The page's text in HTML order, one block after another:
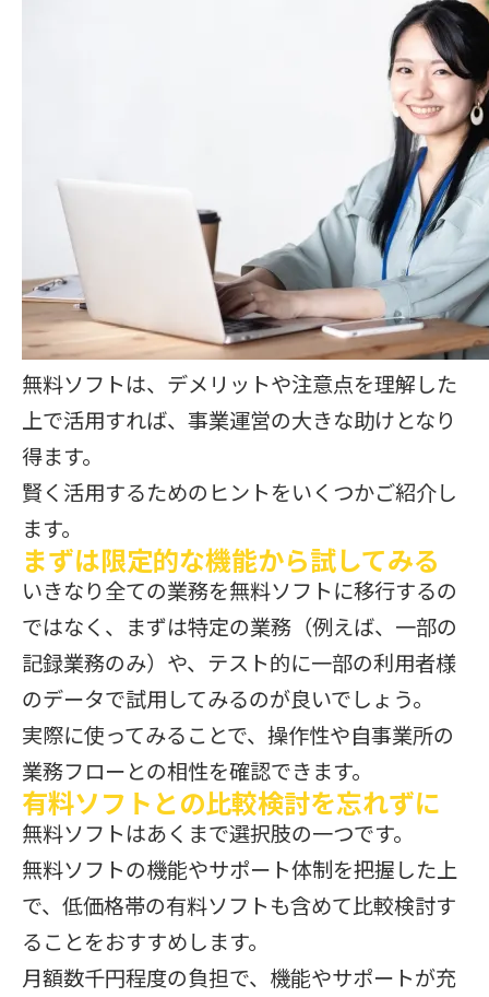
無料ソフトは、デメリットや注意点を理解した
上で活用すれば、事業運営の大きな助けとなり
得ます。
賢く活用するためのヒントをいくつかご紹介し
ます。
まずは限定的な機能から試してみる
いきなり全ての業務を無料ソフトに移行するの
ではなく、まずは特定の業務（例えば、一部の
記録業務のみ）や、テスト的に一部の利用者様
のデータで試用してみるのが良いでしょう。
実際に使ってみることで、操作性や自事業所の
業務フローとの相性を確認できます。
有料ソフトとの比較検討を忘れずに
無料ソフトはあくまで選択肢の一つです。
無料ソフトの機能やサポート体制を把握した上
で、低価格帯の有料ソフトも含めて比較検討す
ることをおすすめします。
月額数千円程度の負担で、機能やサポートが充